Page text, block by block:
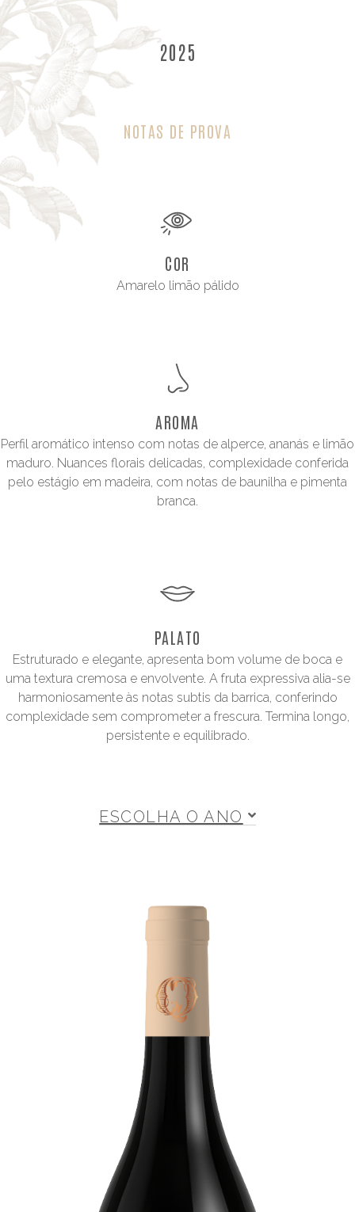
2025
NOTAS DE PROVA
COR
Amarelo limão pálido
AROMA
Perfil aromático intenso com notas de alperce, ananás e limão
maduro. Nuances florais delicadas, complexidade conferida
pelo estágio em madeira, com notas de baunilha e pimenta
branca.
PALATO
Estruturado e elegante, apresenta bom volume de boca e
uma textura cremosa e envolvente. A fruta expressiva alia-se
harmoniosamente às notas subtis da barrica, conferindo
complexidade sem comprometer a frescura. Termina longo,
persistente e equilibrado.
ESCOLHA O ANO